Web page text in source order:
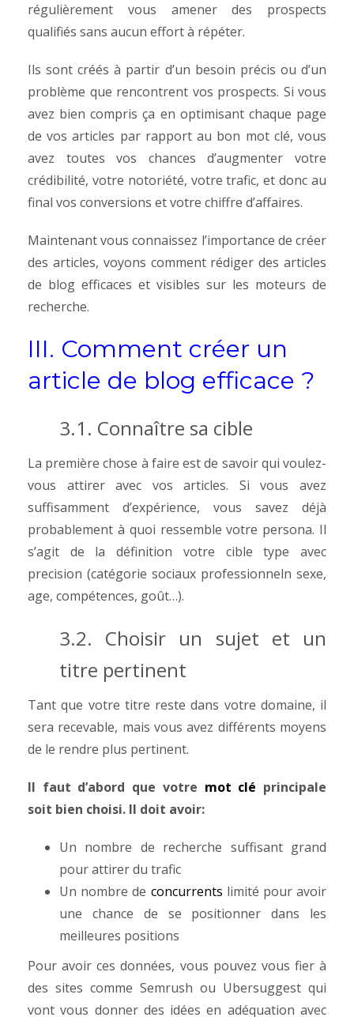
régulièrement vous amener des prospects
qualifiés sans aucun effort à répéter.
Ils sont créés à partir d’un besoin précis ou d’un
problème que rencontrent vos prospects. Si vous
avez bien compris ça en optimisant chaque page
de vos articles par rapport au bon mot clé, vous
avez toutes vos chances d’augmenter votre
crédibilité, votre notoriété, votre trafic, et donc au
final vos conversions et votre chiffre d’affaires.
Maintenant vous connaissez l’importance de créer
des articles, voyons comment rédiger des articles
de blog efficaces et visibles sur les moteurs de
recherche.
III. Comment créer un
article de blog efficace ?
3.1. Connaître sa cible
La première chose à faire est de savoir qui voulez-
vous attirer avec vos articles. Si vous avez
suffisamment d’expérience, vous savez déjà
probablement à quoi ressemble votre persona. Il
s’agit de la définition votre cible type avec
precision (catégorie sociaux professionneln sexe,
age, compétences, goût…).
3.2. Choisir un sujet et un
titre pertinent
Tant que votre titre reste dans votre domaine, il
sera recevable, mais vous avez différents moyens
de le rendre plus pertinent.
Il faut d’abord que votre mot clé principale
soit bien choisi. Il doit avoir:
Un nombre de recherche suffisant grand
pour attirer du trafic
Un nombre de concurrents limité pour avoir
une chance de se positionner dans les
meilleures positions
Pour avoir ces données, vous pouvez vous fier à
des sites comme Semrush ou Ubersuggest qui
vont vous donner des idées en adéquation avec